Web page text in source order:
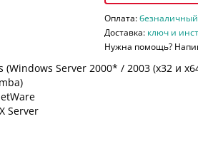
Оплата:безналичный
Доставка: ключ и
Нужна помощь?
Server 2000* / 2003 (х32 и
Server